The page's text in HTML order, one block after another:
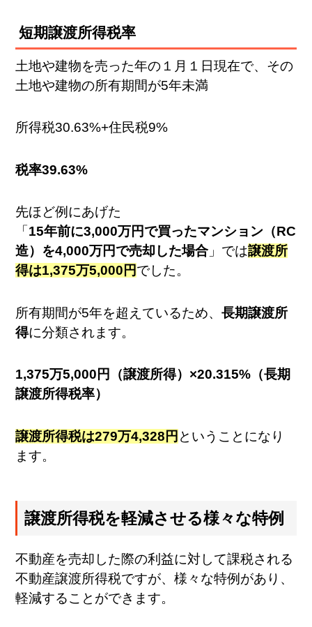
短期譲渡所得税率
土地や建物を売った年の１月１日現在で、その
土地や建物の所有期間が5年未満
所得税30.63%+住民税9%
税率39.63%
先ほど例にあげた
「 15年前に3,000万円で買ったマンション（RC
造）を4,000万円で売却した場合」では譲渡所
得は1,375万5,000円でした。
所有期間が5年を超えているため、長期譲渡所
得に分類されます。
1,375万5,000円（譲渡所得）×20.315%（長期
譲渡所得税率）
譲渡所得税は279万4,328円 ということになり
ます。
譲渡所得税を軽減させる様々な特例
不動産を売却した際の利益に対して課税される
不動産譲渡所得税ですが、様々な特例があり、
軽減することができます。